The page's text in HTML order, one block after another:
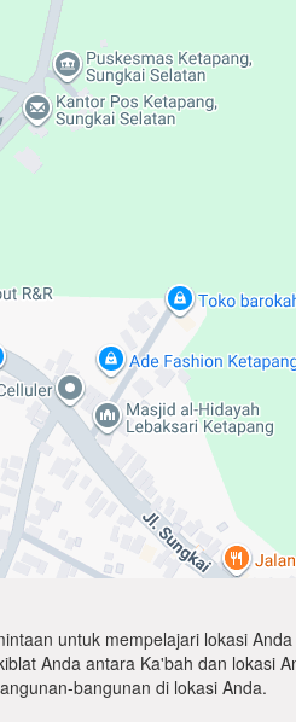
untuk mempelajari lokasi
Anda antara Ka'bah dan lokasi
bangunan di lokasi Anda.